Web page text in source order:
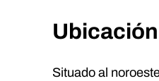
Ubicación
Situado al